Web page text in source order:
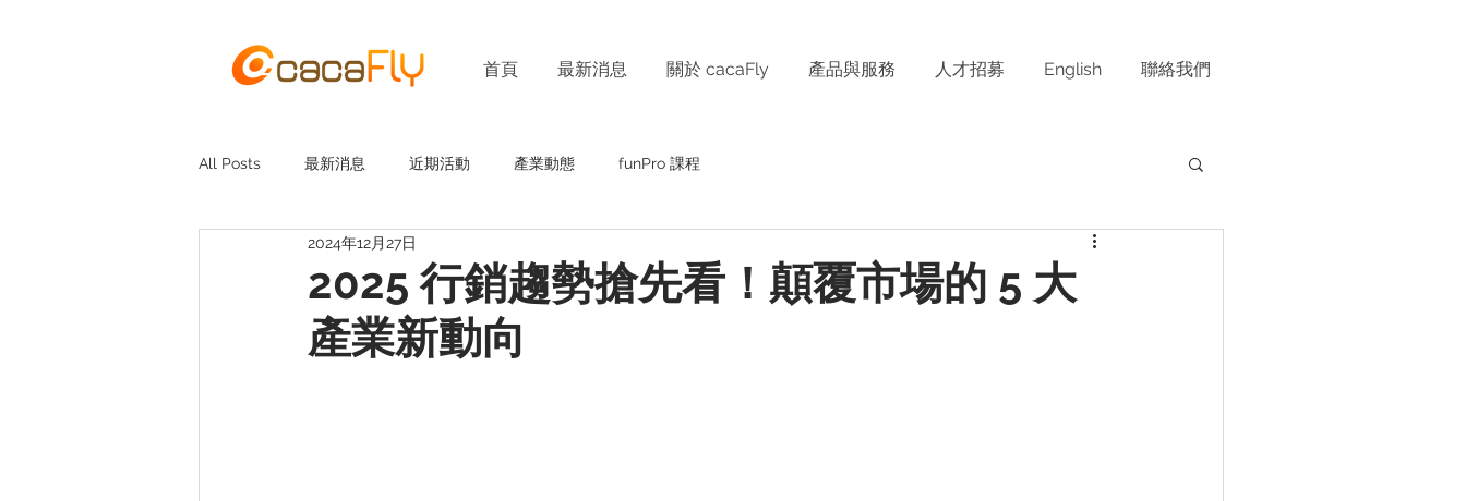
首頁 最新消息 關於 cacaFly 產品與服務 人才招募 English 聯絡我們
All Posts 最新消息 近期活動 產業動態 funPro 課程
2025 行銷趨勢搶先看！顛覆市場的 5 大
產業新動向
2024年12月27日